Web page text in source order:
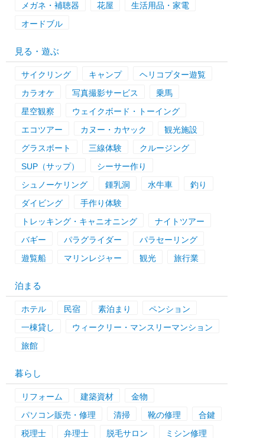
メガネ・補聴器
花屋
生活用品・家電
オードブル
見る・遊ぶ
サイクリング キャンプ
ヘリコプター遊覧
カラオケ
写真撮影サービス
乗馬
星空観察
ウェイクボード・トーイング
エコツアー
カヌー・カヤック
観光施設
グラスボート
三線体験
クルージング
SUP（サップ）
シーサー作り
シュノーケリング
鍾乳洞 水牛車
釣り
ダイビング
手作り体験
トレッキング・キャニオニング
ナイトツアー
バギー
パラグライダー
パラセーリング
遊覧船
マリンレジャー 観光 旅行業
泊まる
ホテル 民宿 素泊まり
ペンション
一棟貸し
ウィークリー・マンスリーマンション
旅館
暮らし
リフォーム 建築資材
金物
パソコン販売・修理
清掃 靴の修理
合鍵
税理士
弁理士 脱毛サロン
ミシン修理